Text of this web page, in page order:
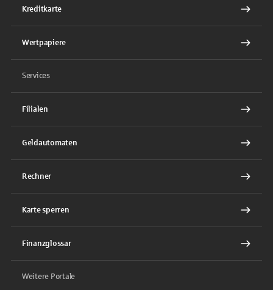
Kreditkarte
Wertpapiere
Services
Filialen
Geldautomaten
Rechner
Karte sperren
Finanzglossar
Weitere Portale